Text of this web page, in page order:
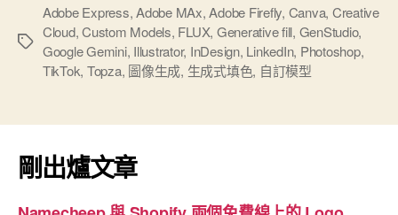
新
的
Adob​​
e
Image
及
標
Adobe Express,Adobe MAx,Adob​​e Firefly, Canva, Creative
Cloud,Custom Models, FLUX, Generative fill, GenStudio,
Google Gemini, Illustrator, InDesign, LinkedIn, Photoshop,
TikTok, Topza, 圖像生成, 生成式填色, 自訂模型
剛出爐文章